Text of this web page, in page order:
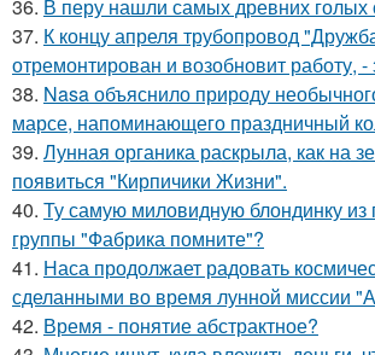
36. В перу нашли самых древних голых
37. К концу апреля трубопровод
отремонтирован и возобновит работу, -
38. Nasa объяснило природу
марсе, напоминающего праздничный
39. Лунная органика раскрыла, как на
появиться "Кирпичики Жизни".
40. Ту самую миловидную блондинку из
группы "Фабрика помните"?
41. Наса продолжает радовать
сделанными во время лунной миссии
42. Время - понятие абстрактное?